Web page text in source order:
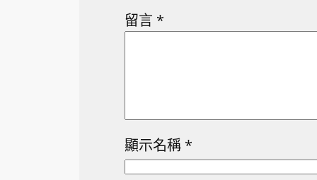
留言 *
顯示名稱 *